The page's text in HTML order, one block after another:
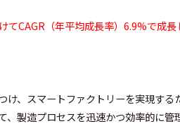
てCAGR（年平均成長率）6.9%で成
、スマートファクトリーを実現する
製造プロセスを迅速かつ効率的に管